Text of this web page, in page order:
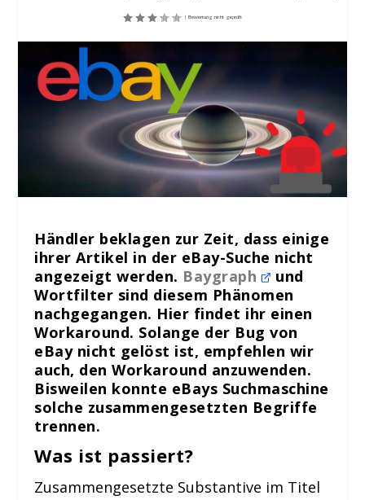
Händler beklagen zur Zeit, dass einige
ihrer Artikel in der eBay-Suche nicht
angezeigt werden. Baygraph
und
Wortfilter sind diesem Phänomen
nachgegangen. Hier findet ihr einen
Workaround. Solange der Bug von
eBay nicht gelöst ist, empfehlen wir
auch, den Workaround anzuwenden.
Bisweilen konnte eBays Suchmaschine
solche zusammengesetzten Begriffe
trennen.
Was ist passiert?
Zusammengesetzte Substantive im Titel